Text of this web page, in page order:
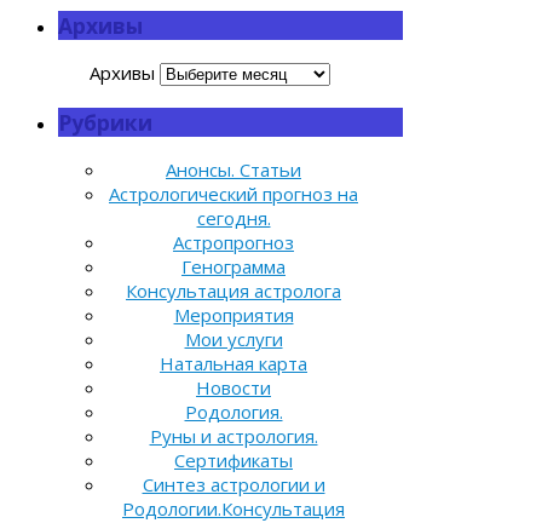
Архивы
Архивы
Рубрики
Анонсы. Статьи
Астрологический прогноз на
сегодня.
Астропрогноз
Генограмма
Консультация астролога
Мероприятия
Мои услуги
Натальная карта
Новости
Родология.
Руны и астрология.
Сертификаты
Синтез астрологии и
Родологии.Консультация